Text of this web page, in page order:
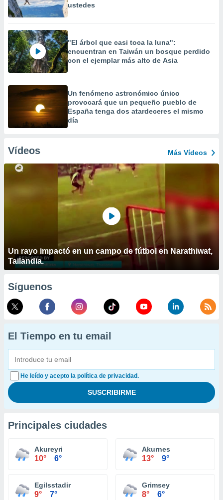
ustedes
"El árbol que casi toca la luna":
encuentran en Taiwán un bosque perdido
con el ejemplar más alto de Asia
Un fenómeno astronómico único
provocará que un pequeño pueblo de
España tenga dos atardeceres el mismo
día
Vídeos Más Vídeos
Un rayo impactó en un campo de fútbol en Narathiwat,
Tailandia.
Síguenos
El Tiempo en tu email
He leído y acepto la política de privacidad.
Principales ciudades
Akureyri
10° 6°
Akurnes
13° 9°
Egilsstadir
9° 7°
Grimsey
8° 6°